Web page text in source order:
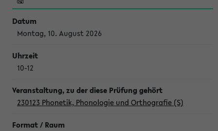
Montag, 10. August 2026
10-12
230123 Phonetik, Phonologie und Orthografie (S)